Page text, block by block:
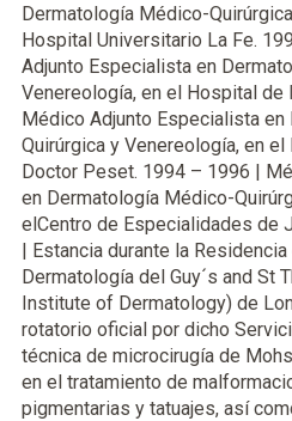
Dermatología Médico-
Hospital Universitario La Fe.
Adjunto Especialista en
Venereología, en el Hospital de
Médico Adjunto Especialista
Quirúrgica y Venereología, en
Doctor Peset. 1994 – 1996 |
en Dermatología Médico-
elCentro de Especialidades de
| Estancia durante la
Dermatología del Guy´s and St
Institute of Dermatology) de
rotatorio oficial por dicho
técnica de microcirugía de
en el tratamiento de
pigmentarias y tatuajes, así